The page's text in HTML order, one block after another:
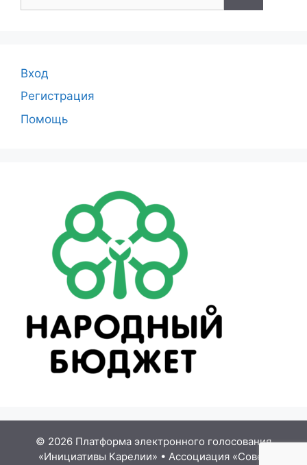
Вход
Регистрация
Помощь
© 2026 Платформа электронного голосования
«Инициативы Карелии» • Ассоциация «Совет